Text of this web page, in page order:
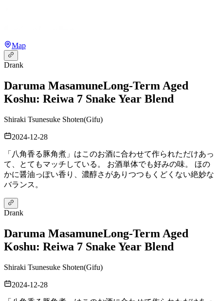
Map
Drank
Daruma MasamuneLong-Term Aged
Koshu: Reiwa 7 Snake Year Blend
Shiraki Tsunesuke Shoten(Gifu)
2024-12-28
「八角香る豚角煮」はこのお酒に合わせて作られただけあっ
て、とてもマッチしている。 お酒単体でも好みの味。 ほの
かに醤油っぽい香り、濃醇さがありつつもくどくない絶妙な
バランス。
Drank
Daruma MasamuneLong-Term Aged
Koshu: Reiwa 7 Snake Year Blend
Shiraki Tsunesuke Shoten(Gifu)
2024-12-28